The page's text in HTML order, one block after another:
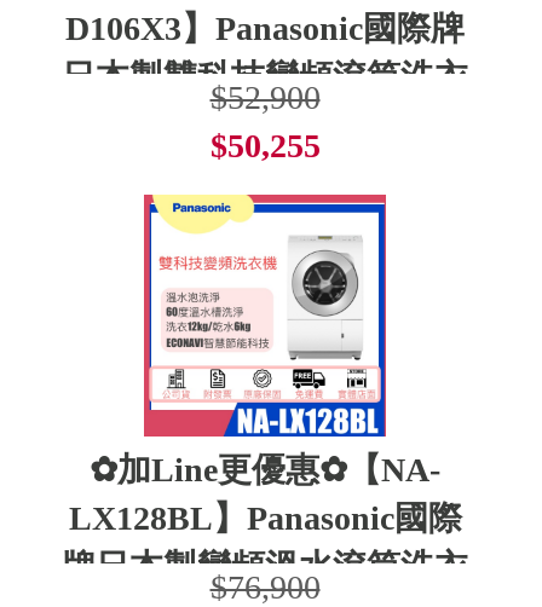
了解更多
D106X3】Panasonic國際牌
日本製雙科技變頻滾筒洗衣
$52,900
$50,255
✿加Line更優惠✿【NA-
LX128BL】Panasonic國際
牌日本製變頻溫水滾筒洗衣
$76,900